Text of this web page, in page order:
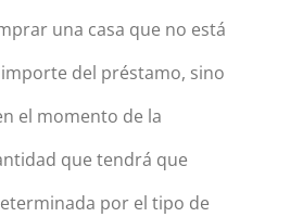
una casa que no está
del préstamo, sino
el momento de la
que tendrá que
por el tipo de